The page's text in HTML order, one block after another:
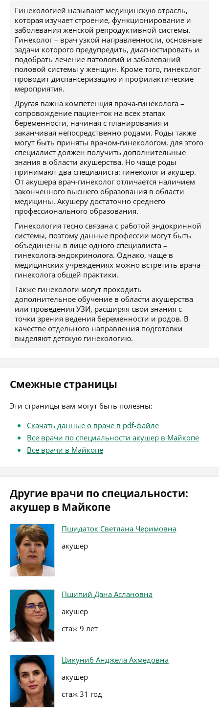
Гинекологией называют медицинскую отрасль,
которая изучает строение, функционирование и
заболевания женской репродуктивной системы.
Гинеколог – врач узкой направленности, основные
задачи которого предупредить, диагностировать и
подобрать лечение патологий и заболеваний
половой системы у женщин. Кроме того, гинеколог
проводит диспансеризацию и профилактические
мероприятия.
Другая важна компетенция врача-гинеколога –
сопровождение пациенток на всех этапах
беременности, начиная с планирования и
заканчивая непосредственно родами. Роды также
могут быть приняты врачом-гинекологом, для этого
специалист должен получить дополнительные
знания в области акушерства. Но чаще роды
принимают два специалиста: гинеколог и акушер.
От акушера врач-гинеколог отличается наличием
законченного высшего образования в области
медицины. Акушеру достаточно среднего
профессионального образования.
Гинекология тесно связана с работой эндокринной
системы, поэтому данные профессии могут быть
объединены в лице одного специалиста –
гинеколога-эндокринолога. Однако, чаще в
медицинских учреждениях можно встретить врача-
гинеколога общей практики.
Также гинекологи могут проходить
дополнительное обучение в области акушерства
или проведения УЗИ, расширяя свои знания с
точки зрения ведения беременности и родов. В
качестве отдельного направления подготовки
выделяют детскую гинекологию.
Смежные страницы
Эти страницы вам могут быть полезны:
Скачать данные о враче в pdf-файле
Все врачи по специальности акушер в Майкопе
Все врачи в Майкопе
Другие врачи по специальности:
акушер в Майкопе
Пшидаток Светлана Черимовна
акушер
Пшипий Дана Аслановна
акушер
стаж 9 лет
Цикуниб Анджела Ахмедовна
акушер
стаж 31 год